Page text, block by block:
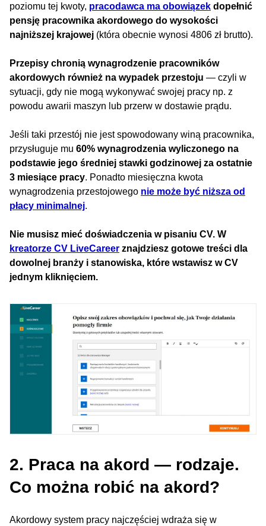
poziomu tej kwoty, pracodawca ma obowiązek dopełnić
pensję pracownika akordowego do wysokości
najniższej krajowej (która obecnie wynosi 4806 zł brutto).
Przepisy chronią wynagrodzenie pracowników
akordowych również na wypadek przestoju — czyli w
sytuacji, gdy nie mogą wykonywać swojej pracy np. z
powodu awarii maszyn lub przerw w dostawie prądu.
Jeśli taki przestój nie jest spowodowany winą pracownika,
przysługuje mu 60% wynagrodzenia wyliczonego na
podstawie jego średniej stawki godzinowej za ostatnie
3 miesiące pracy. Ponadto miesięczna kwota
wynagrodzenia przestojowego nie może być niższa od
płacy minimalnej.
Nie musisz mieć doświadczenia w pisaniu CV. W
kreatorze CV LiveCareer znajdziesz gotowe treści dla
dowolnej branży i stanowiska, które wstawisz w CV
jednym kliknięciem.
2. Praca na akord — rodzaje.
Co można robić na akord?
Akordowy system pracy najczęściej wdraża się w